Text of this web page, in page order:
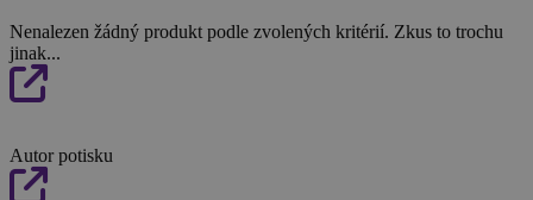
Nenalezen žádný produkt podle zvolených kritérií. Zkus to trochu
jinak...
Autor potisku